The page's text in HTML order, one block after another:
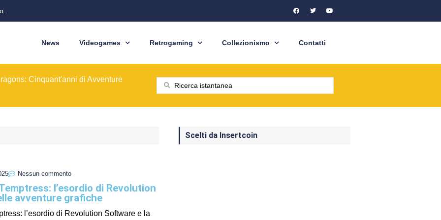
News Videogames Retrogaming Collezionismo Contatti
del modello originale
le sale giochi nel 1989
Cinquant'anni di Avventure
dal pixel al Sottosopra
BioWare
nostre tasche
del modello originale
le sale giochi nel 1989
Nessun commento
l’esordio di Revolution
avventure grafiche
l’esordio di Revolution Software e la
Scelti da Insertcoin